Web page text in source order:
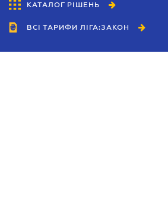
КАТАЛОГ РІШЕНЬ
ВСІ ТАРИФИ ЛІГА:ЗАКОН